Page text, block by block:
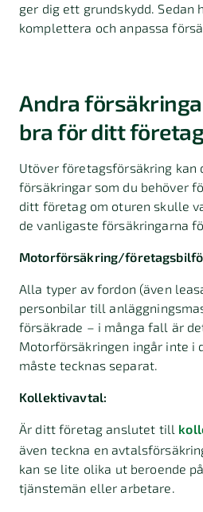
ger dig ett grundskydd.
komplettera och anpassa
Andra
bra för ditt företag
Utöver företagsförsäkring kan
försäkringar som du behöver
ditt företag om oturen skulle
de vanligaste försäkringarna
Motorförsäkring/
Alla typer av fordon (även
personbilar till
försäkrade – i många fall är
Motorförsäkringen ingår inte i
måste tecknas separat.
Kollektivavtal:
Är ditt företag anslutet till
även teckna en
kan se lite olika ut beroende
tjänstemän eller arbetare.